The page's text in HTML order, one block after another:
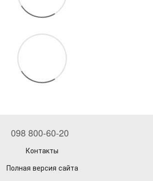
098 800-60-20
Контакты
Полная версия сайта